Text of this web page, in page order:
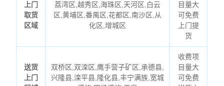
上门
取货
区域
荔湾区,越秀区,海珠区,天河区,白云
区,黄埔区,番禺区,花都区,南沙区,从
化区,增城区
目量大
可免费
上门提
货
送货
上门
双桥区,双滦区,鹰手营子矿区,承德县,
兴隆县,滦平县,隆化县,丰宁满族,宽城
收费项
目量大
可免费